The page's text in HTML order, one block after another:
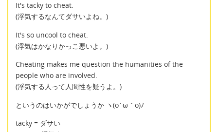
It's tacky to cheat.
(浮気するなんてダサいよね。)
It's so uncool to cheat.
(浮気はかなりかっこ悪いよ。)
Cheating makes me question the humanities of the
people who are involved.
(浮気する人って人間性を疑うよ。)
というのはいかがでしょうか ヽ(o´ω｀o)ﾉ
tacky = ダサい